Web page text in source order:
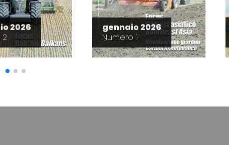
2026
2
gennaio 2026
Numero 1